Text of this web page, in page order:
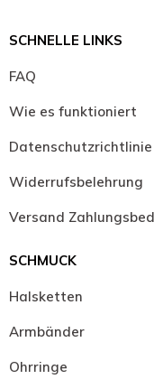
SCHNELLE LINKS
FAQ
Wie es funktioniert
Datenschutzrichtlinie
Widerrufsbelehrung
Versand
SCHMUCK
Halsketten
Armbänder
Ohrringe